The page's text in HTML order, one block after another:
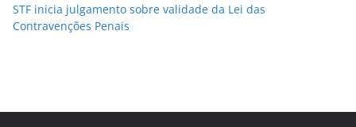
STF inicia julgamento sobre validade da Lei das
Contravenções Penais